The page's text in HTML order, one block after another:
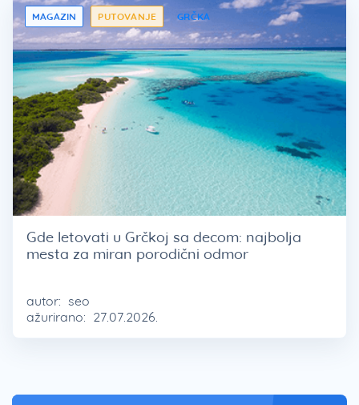
MAGAZIN PUTOVANJE GRČKA
Gde letovati u Grčkoj sa decom: najbolja
mesta za miran porodični odmor
autor: seo
ažurirano: 27.07.2026.